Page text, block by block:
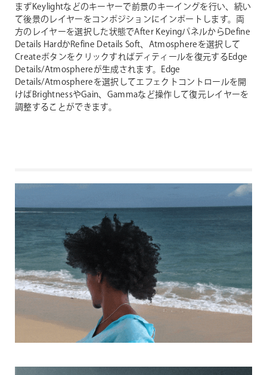
まずKeylightなどのキーヤーで前景のキーイングを行い、続い
て後景のレイヤーをコンポジションにインポートします。両
方のレイヤーを選択した状態でAfter KeyingパネルからDefine
Details HardかRefine Details Soft、Atmosphereを選択して
Createボタンをクリックすればディティールを復元するEdge
Details/Atmosphereが生成されます。Edge
Details/Atmosphereを選択してエフェクトコントロールを開
けばBrightnessやGain、Gammaなど操作して復元レイヤーを
調整することができます。